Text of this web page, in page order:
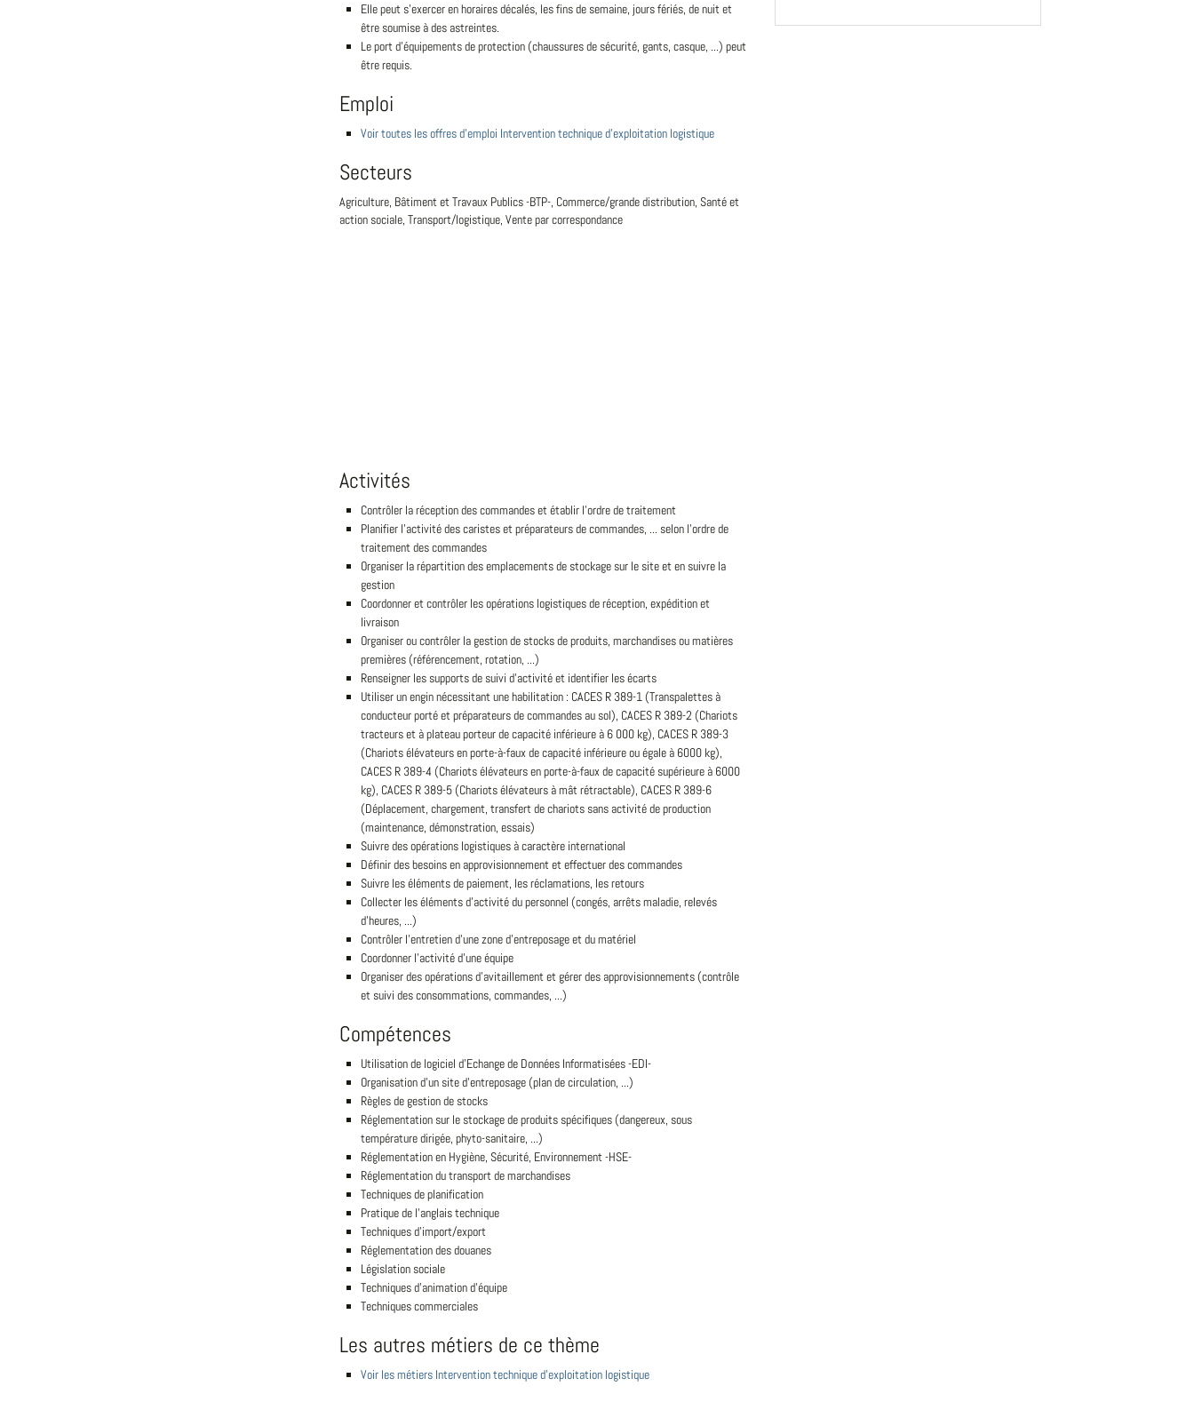
Elle peut s'exercer en horaires décalés, les fins de semaine, jours fériés, de nuit et
être soumise à des astreintes.
Le port d'équipements de protection (chaussures de sécurité, gants, casque, ...) peut
être requis.
Emploi
Voir toutes les offres d'emploi Intervention technique d'exploitation logistique
Secteurs
Agriculture, Bâtiment et Travaux Publics -BTP-, Commerce/grande distribution, Santé et
action sociale, Transport/logistique, Vente par correspondance
Activités
Contrôler la réception des commandes et établir l'ordre de traitement
Planifier l'activité des caristes et préparateurs de commandes, ... selon l'ordre de
traitement des commandes
Organiser la répartition des emplacements de stockage sur le site et en suivre la
gestion
Coordonner et contrôler les opérations logistiques de réception, expédition et
livraison
Organiser ou contrôler la gestion de stocks de produits, marchandises ou matières
premières (référencement, rotation, ...)
Renseigner les supports de suivi d'activité et identifier les écarts
Utiliser un engin nécessitant une habilitation : CACES R 389-1 (Transpalettes à
conducteur porté et préparateurs de commandes au sol), CACES R 389-2 (Chariots
tracteurs et à plateau porteur de capacité inférieure à 6 000 kg), CACES R 389-3
(Chariots élévateurs en porte-à-faux de capacité inférieure ou égale à 6000 kg),
CACES R 389-4 (Chariots élévateurs en porte-à-faux de capacité supérieure à 6000
kg), CACES R 389-5 (Chariots élévateurs à mât rétractable), CACES R 389-6
(Déplacement, chargement, transfert de chariots sans activité de production
(maintenance, démonstration, essais)
Suivre des opérations logistiques à caractère international
Définir des besoins en approvisionnement et effectuer des commandes
Suivre les éléments de paiement, les réclamations, les retours
Collecter les éléments d'activité du personnel (congés, arrêts maladie, relevés
d'heures, ...)
Contrôler l'entretien d'une zone d'entreposage et du matériel
Coordonner l'activité d'une équipe
Organiser des opérations d'avitaillement et gérer des approvisionnements (contrôle
et suivi des consommations, commandes, ...)
Compétences
Utilisation de logiciel d'Echange de Données Informatisées -EDI-
Organisation d'un site d'entreposage (plan de circulation, ...)
Règles de gestion de stocks
Réglementation sur le stockage de produits spécifiques (dangereux, sous
température dirigée, phyto-sanitaire, ...)
Réglementation en Hygiène, Sécurité, Environnement -HSE-
Réglementation du transport de marchandises
Techniques de planification
Pratique de l'anglais technique
Techniques d'import/export
Réglementation des douanes
Législation sociale
Techniques d'animation d'équipe
Techniques commerciales
Les autres métiers de ce thème
Voir les métiers Intervention technique d'exploitation logistique